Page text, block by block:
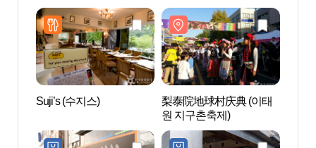
태원입구점)
Suji’s (수지스)
梨泰院地球村庆典 (이태
원 지구촌축제)